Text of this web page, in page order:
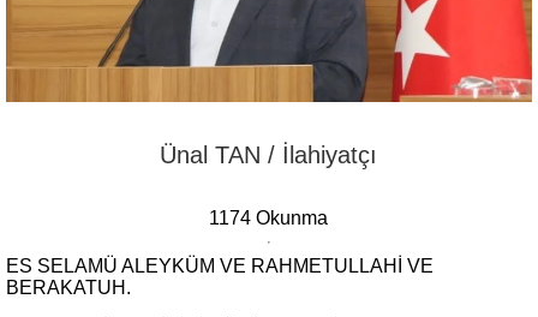
Ünal TAN / İlahiyatçı
1174 Okunma
ES SELAMÜ ALEYKÜM VE RAHMETULLAHI VE
BERAKATUH.